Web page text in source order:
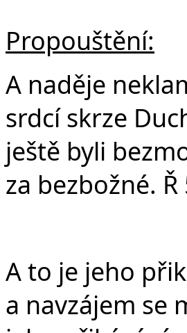
Propouštění:
A naděje
srdcí skrze
ještě byli
za bezbožné. Ř
A to je jeho
a navzájem se